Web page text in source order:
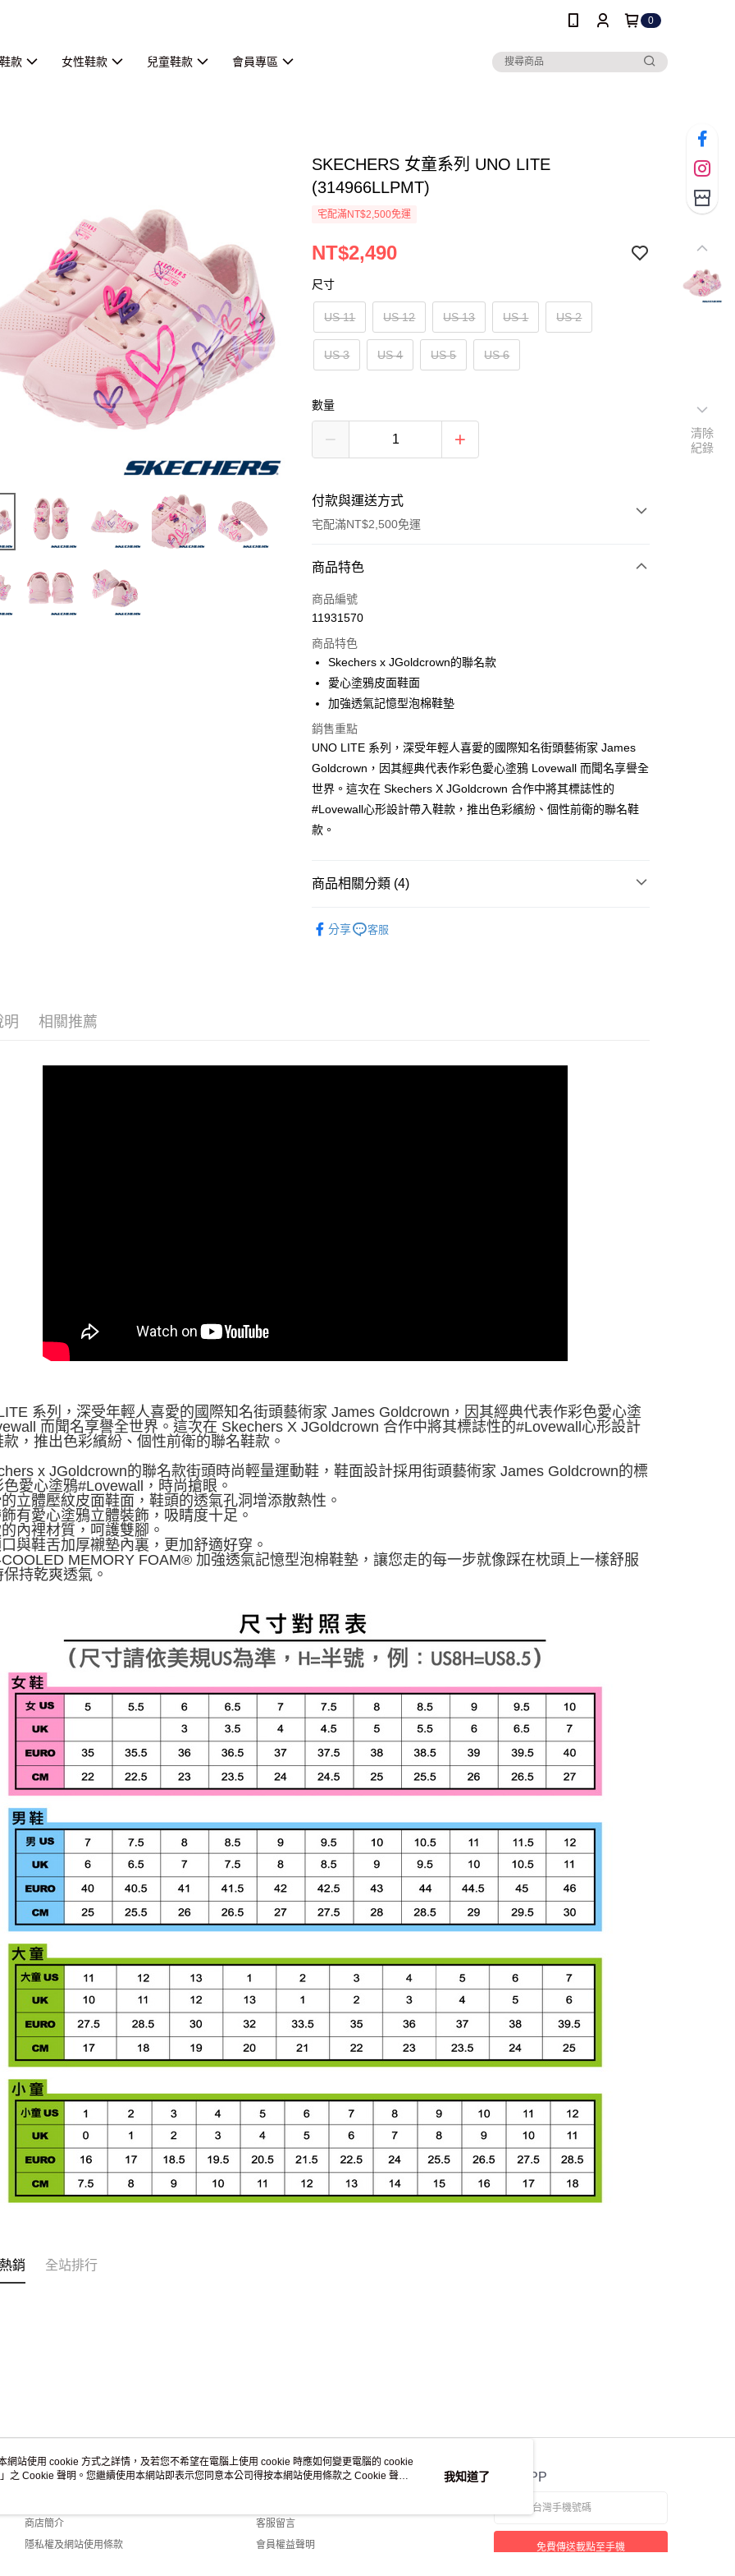
0
款 女性鞋款 兒童鞋款 會員專區
SKECHERS 女童系列 UNO LITE
(314966LLPMT)
宅配滿NT$2,500免運
NT$2,490
尺寸
US 11 US 12 US 13 US 1 US 2
US 3 US 4 US 5 US 6
數量
付款與運送方式
宅配滿NT$2,500免運
付款方式
信用卡一次付款
大哥付你分期
相關說明
1.本服務由台灣大哥大提供，台灣大哥大用戶可立即使用無須另外申請。
2.付款方式選擇「大哥付你分期」，訂單成立後會自動跳轉到大哥付的交易
流程，驗證手機門號後，選擇欲分期的期數、繳款截止日，確認付款後即
完成交易。
3.實際核准額度、可分期數及費用金額請依後續交易確認頁面所載為準。
4.訂單成立30分鐘內，如未前往確認交易或遇審核未通過，訂單將自動取
消。如遇「轉專審核」未通過狀況，表示未達大哥付你分期系統評分，恕
無法說明評估內容。
【繳款方式說明】
帳／街口支付／iPASS MONEY」等通路繳費。
1.本服務係由「台灣大哥大股份有限公司」（以下簡稱本公司）所提供，讓
ATM付款
宅配
每筆NT$100，滿NT$2,500(含以上)免運費
商品特色
商品編號
11931570
商品特色
Skechers x JGoldcrown的聯名款
愛心塗鴉皮面鞋面
加強透氣記憶型泡棉鞋墊
銷售重點
UNO LITE 系列，深受年輕人喜愛的國際知名街頭藝術家 James
Goldcrown，因其經典代表作彩色愛心塗鴉 Lovewall 而聞名享譽全
世界。這次在 Skechers X JGoldcrown 合作中將其標誌性的
#Lovewall心形設計帶入鞋款，推出色彩繽紛、個性前衛的聯名鞋
款。
商品相關分類 (4)
分享 客服
明 相關推薦
系列，深受年輕人喜愛的國際知名街頭藝術家 James Goldcrown，因其經典代表作彩色愛心塗
而聞名享譽全世界。這次在 Skechers X JGoldcrown 合作中將其標誌性的#Lovewall心形設計
款，推出色彩繽紛、個性前衛的聯名鞋款。
x JGoldcrown的聯名款街頭時尚輕量運動鞋，鞋面設計採用街頭藝術家 James Goldcrown的標
愛心塗鴉#Lovewall，時尚搶眼。
立體壓紋皮面鞋面，鞋頭的透氣孔洞增添散熱性。
有愛心塗鴉立體裝飾，吸睛度十足。
內裡材質，呵護雙腳。
與鞋舌加厚襯墊內裏，更加舒適好穿。
MEMORY FOAM® 加強透氣記憶型泡棉鞋墊，讓您走的每一步就像踩在枕頭上一樣舒服
持乾爽透氣。
銷 全站排行
關於我們
商店簡介
隱私權及網站使用條款
客服資訊
客服留言
會員權益聲明
官方APP
免費傳送載點至手機
清除
紀錄
網站使用 cookie 方式之詳情，及若您不希望在電腦上使用 cookie 時應如何變更電腦的 cookie
」之 Cookie 聲明。您繼續使用本網站即表示您同意本公司得按本網站使用條款之 Cookie 聲明
我知道了